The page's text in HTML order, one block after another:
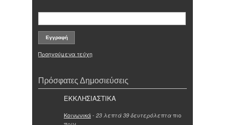
Προηγούμενα τεύχη
Πρόσφατες Δημοσιεύσεις
ΕΚΚΛΗΣΙΑΣΤΙΚΑ
Κοινωνικά- 23 λεπτά 39 δευτερόλεπτα πιο
πριν